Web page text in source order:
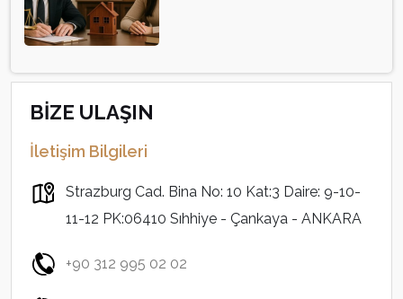
BİZE ULAŞIN
İletişim Bilgileri
Strazburg Cad. Bina No: 10 Kat:3 Daire: 9-10-
11-12 PK:06410 Sıhhiye - Çankaya - ANKARA
+90 312 995 02 02